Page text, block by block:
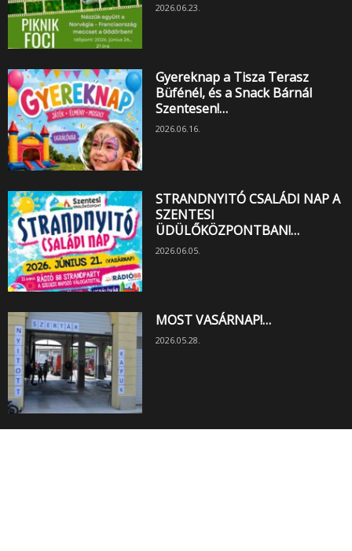
2026.06.23.
Gyereknap a Tisza Terasz
Büfénél, és a Snack Bárnál
Szentesen!…
2026.06.16.
STRANDNYITÓ CSALÁDI NAP A
SZENTESI
ÜDÜLŐKÖZPONTBAN!…
2026.06.05.
MOST VASÁRNAP!…
2026.05.28.